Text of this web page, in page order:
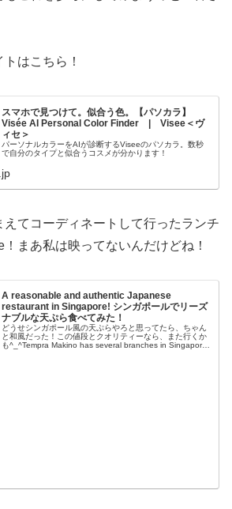
はこちら！
スマホで見つけて。似合う色。【パソカラ】
Visée AI Personal Color Finder | Visee＜ヴ
ィセ＞
パーソナルカラーをAIが診断するViseeのパソカラ。数秒
で自分のタイプと似合うコスメが分かります！
えてコーディネートして行ったランチ
まあ私は映ってないんだけどね！
A reasonable and authentic Japanese
restaurant in Singapore! シンガポールでリーズ
ナブルな天ぷら食べてみた！
どうせシンガポール風の天ぷらやろと思ってたら、ちゃん
と和風だった！この値段とクオリティーなら、また行くか
も^_^Tempra Makino has several branches in Singapore.